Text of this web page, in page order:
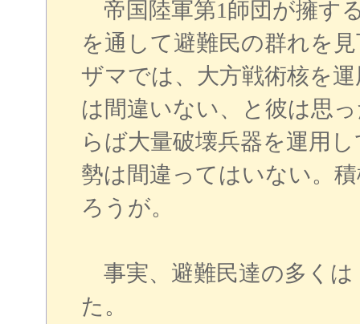
帝国陸軍第1師団が擁す
を通して避難民の群れを
ザマでは、大方戦術核を
は間違いない、と彼は思
らば大量破壊兵器を運用
勢は間違ってはいない。
ろうが。
事実、避難民達の多くは
た。